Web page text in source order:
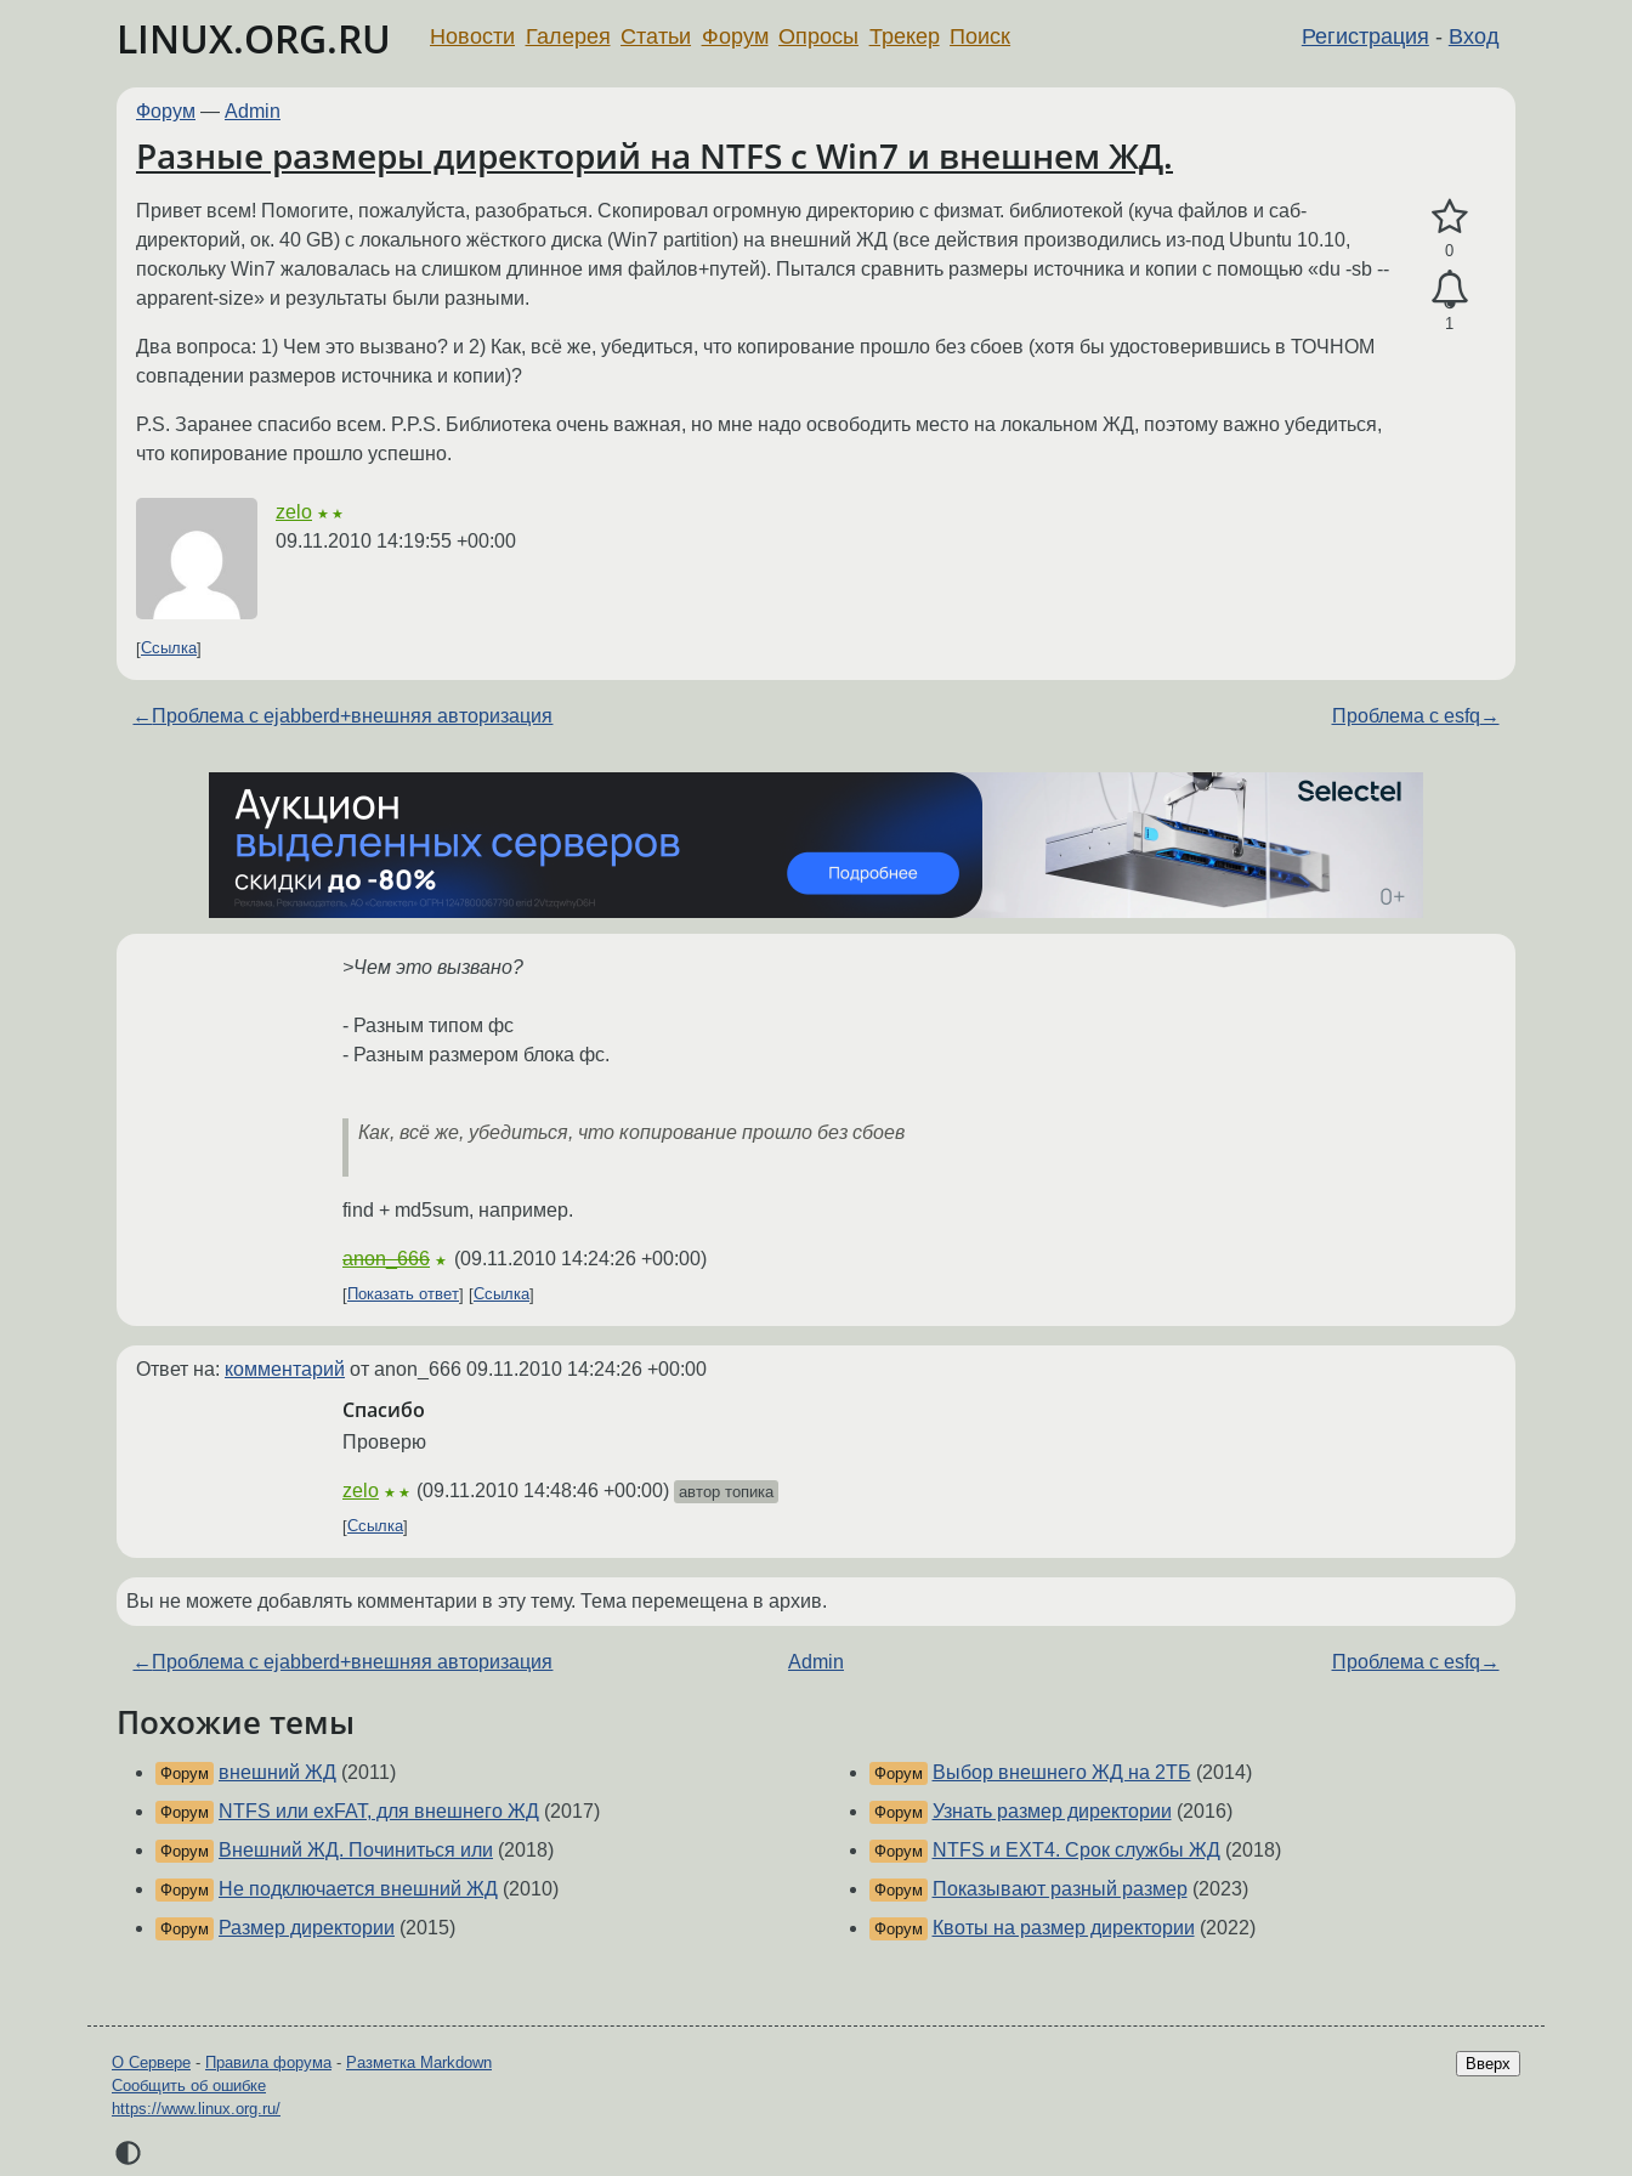
LINUX.ORG.RU Регистрация - Вход
Новости Галерея Статьи Форум Опросы Трекер Поиск
Форум — Admin
Разные размеры директорий на NTFS с Win7 и внешнем ЖД.
0
1
Привет всем! Помогите, пожалуйста, разобраться. Скопировал огромную директорию с физмат. библиотекой (куча файлов и саб-
директорий, ок. 40 GB) с локального жёсткого диска (Win7 partition) на внешний ЖД (все действия производились из-под Ubuntu 10.10,
поскольку Win7 жаловалась на слишком длинное имя файлов+путей). Пытался сравнить размеры источника и копии с помощью «du -sb --
apparent-size» и результаты были разными.
Два вопроса: 1) Чем это вызвано? и 2) Как, всё же, убедиться, что копирование прошло без сбоев (хотя бы удостоверившись в ТОЧНОМ
совпадении размеров источника и копии)?
P.S. Заранее спасибо всем. P.P.S. Библиотека очень важная, но мне надо освободить место на локальном ЖД, поэтому важно убедиться,
что копирование прошло успешно.
zelo ★★
09.11.2010 14:19:55 +00:00
Ссылка
← Проблема с ejabberd+внешняя авторизация Проблема с esfq →
>Чем это вызвано?
- Разным типом фс
- Разным размером блока фс.
Как, всё же, убедиться, что копирование прошло без сбоев
find + md5sum, например.
anon_666 ★ (09.11.2010 14:24:26 +00:00)
Показать ответ Ссылка
Ответ на: комментарий от anon_666 09.11.2010 14:24:26 +00:00
Спасибо
Проверю
zelo ★★ (09.11.2010 14:48:46 +00:00) автор топика
Ссылка
Вы не можете добавлять комментарии в эту тему. Тема перемещена в архив.
← Проблема с ejabberd+внешняя авторизация Admin Проблема с esfq →
Похожие темы
Форум внешний ЖД (2011)
Форум NTFS или exFAT, для внешнего ЖД (2017)
Форум Внешний ЖД. Починиться или (2018)
Форум Не подключается внешний ЖД (2010)
Форум Размер директории (2015)
Форум Выбор внешнего ЖД на 2ТБ (2014)
Форум Узнать размер директории (2016)
Форум NTFS и EXT4. Срок службы ЖД(2018)
Форум Показывают разный размер(2023)
Форум Квоты на размер директории (2022)
Вверх
О Сервере - Правила форума- Разметка Markdown
Сообщить об ошибке
https://www.linux.org.ru/